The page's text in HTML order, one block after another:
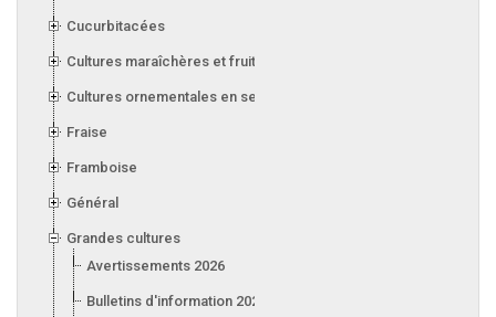
Cucurbitacées
Cultures maraîchères et fruitières en serre
Cultures ornementales en serre
Fraise
Framboise
Général
Grandes cultures
Avertissements 2026
Bulletins d'information 2026